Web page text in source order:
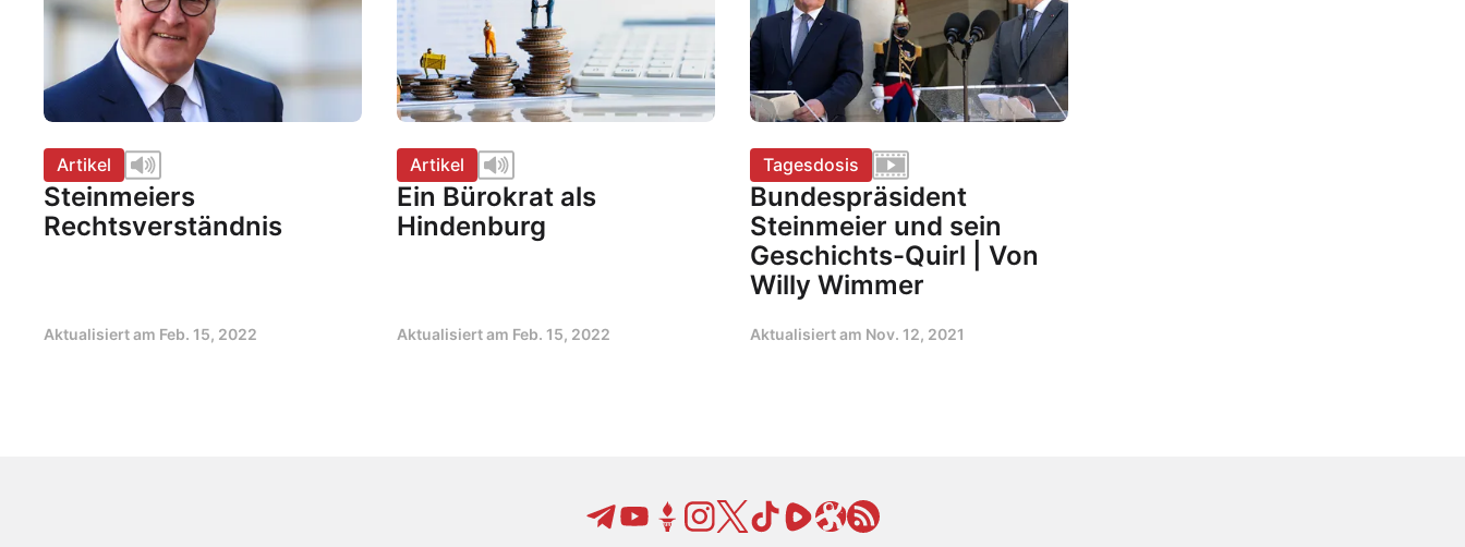
Artikel
Steinmeiers
Rechtsverständnis
Aktualisiert am Feb. 15, 2022
Artikel
Ein Bürokrat als
Hindenburg
Aktualisiert am Feb. 15, 2022
Tagesdosis
Bundespräsident
Steinmeier und sein
Geschichts-Quirl | Von
Willy Wimmer
Aktualisiert am Nov. 12, 2021